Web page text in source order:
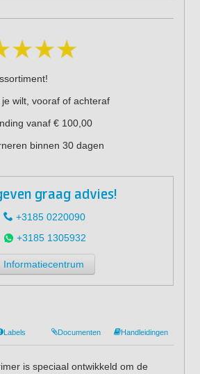
wilt, vooraf of achteraf
vanaf € 100,00
binnen 30 dagen
graag advies!
+3185 0220090
+3185 1305932
Informatiecentrum
Labels Documenten Handleidingen
is speciaal ontwikkeld om de